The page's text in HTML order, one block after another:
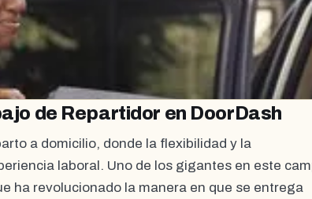
de Repartidor en DoorDash
a domicilio, donde la flexibilidad y la
laboral. Uno de los gigantes en este
ha revolucionado la manera en que se entrega